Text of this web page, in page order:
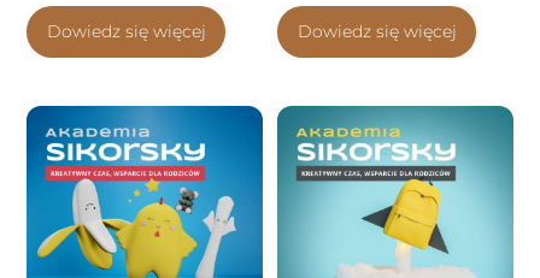
Dowiedz się więcej Dowiedz się więcej